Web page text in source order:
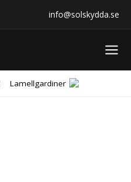
info@solskydda.se
Lamellgardiner